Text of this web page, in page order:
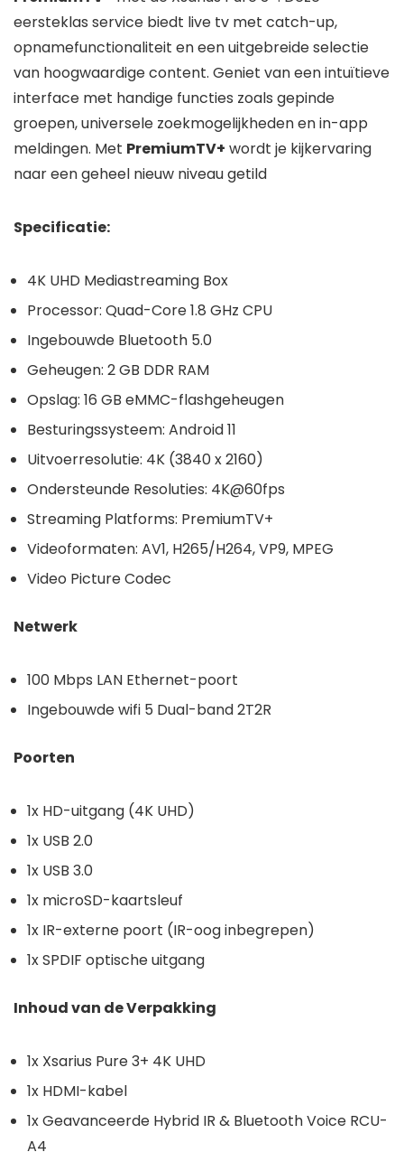
eersteklas service biedt live tv met catch-up,
opnamefunctionaliteit en een uitgebreide selectie
van hoogwaardige content. Geniet van een intuïtieve
interface met handige functies zoals gepinde
groepen, universele zoekmogelijkheden en in-app
meldingen. Met PremiumTV+ wordt je kijkervaring
naar een geheel nieuw niveau getild
Specificatie:
4K UHD Mediastreaming Box
Processor: Quad-Core 1.8 GHz CPU
Ingebouwde Bluetooth 5.0
Geheugen: 2 GB DDR RAM
Opslag: 16 GB eMMC-flashgeheugen
Besturingssysteem: Android 11
Uitvoerresolutie: 4K (3840 x 2160)
Ondersteunde Resoluties: 4K@60fps
Streaming Platforms: PremiumTV+
Videoformaten: AV1, H265/H264, VP9, MPEG
Video Picture Codec
Netwerk
100 Mbps LAN Ethernet-poort
Ingebouwde wifi 5 Dual-band 2T2R
Poorten
1x HD-uitgang (4K UHD)
1x USB 2.0
1x USB 3.0
1x microSD-kaartsleuf
1x IR-externe poort (IR-oog inbegrepen)
1x SPDIF optische uitgang
Inhoud van de Verpakking
1x Xsarius Pure 3+ 4K UHD
1x HDMI-kabel
1x Geavanceerde Hybrid IR & Bluetooth Voice RCU-
A4